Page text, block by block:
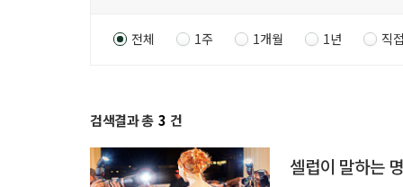
전체 1주 1개월 1년 직
검색결과 총 3 건
셀럽이 말하는